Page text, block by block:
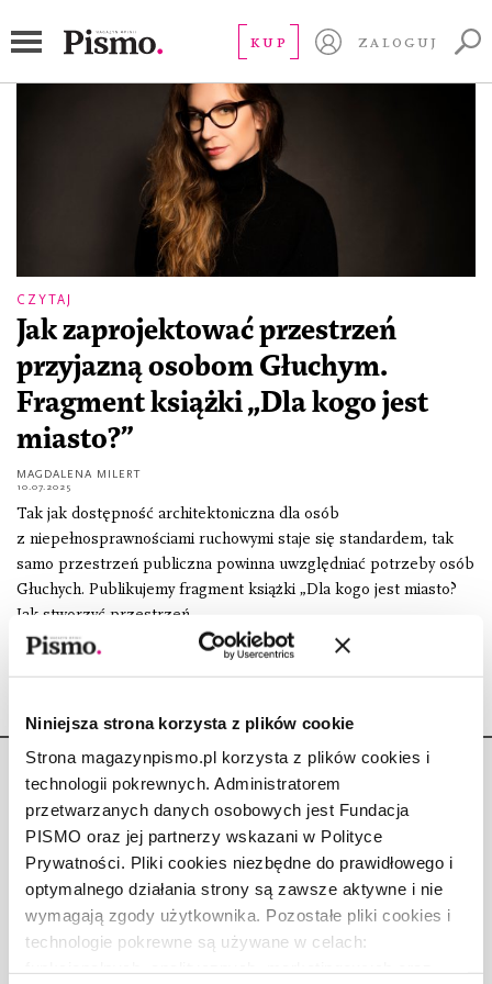
Niniejsza strona korzysta z plików cookie
Strona magazynpismo.pl korzysta z plików cookies i
technologii pokrewnych. Administratorem
przetwarzanych danych osobowych jest Fundacja
PISMO oraz jej partnerzy wskazani w Polityce
Prywatności. Pliki cookies niezbędne do prawidłowego i
optymalnego działania strony są zawsze aktywne i nie
wymagają zgody użytkownika. Pozostałe pliki cookies i
technologie pokrewne są używane w celach:
KUP ZALOGUJ
CZYTAJ
Jak zaprojektować przestrzeń
przyjazną osobom Głuchym.
Fragment książki „Dla kogo jest
miasto?”
MAGDALENA MILERT
10.07.2025
Tak jak dostępność architektoniczna dla osób
z niepełnosprawnościami ruchowymi staje się standardem, tak
samo przestrzeń publiczna powinna uwzględniać potrzeby osób
Głuchych. Publikujemy fragment książki „Dla kogo jest miasto?
Jak stworzyć przestrzeń,
Copyright © Fundacja Pismo